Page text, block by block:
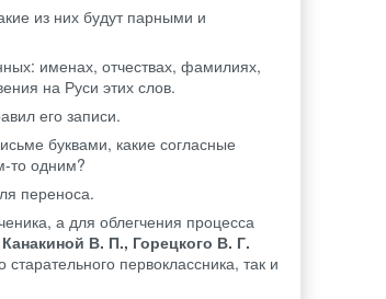
из них будут парными и
именах, отчествах, фамилиях,
на Руси этих слов.
его записи.
буквами, какие согласные
то одним?
переноса.
а для облегчения процесса
В. П., Горецкого В. Г.
первоклассника, так и